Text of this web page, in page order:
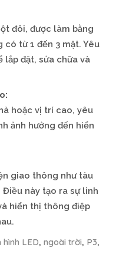
đôi, được làm bằng
từ 1 đến 3 mặt. Yêu
lắp đặt, sửa chữa và
hoặc vị trí cao, yêu
ảnh hưởng đến hiển
giao thông như tàu
này tạo ra sự linh
hiển thị thông điệp
hình LED, ngoài trời, P3,